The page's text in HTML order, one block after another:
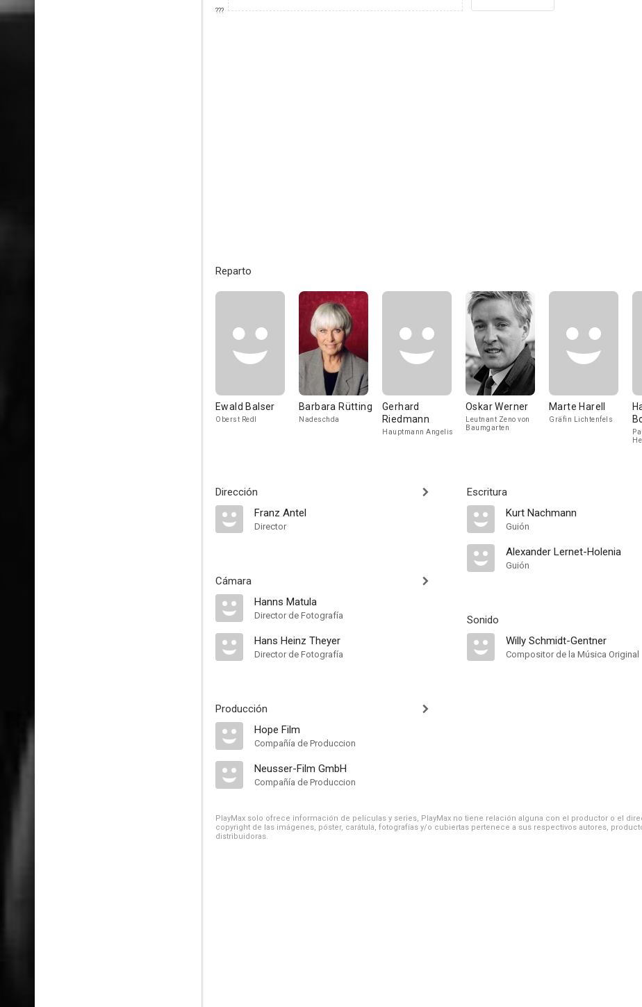
???
Reparto
Ewald Balser
Oberst Redl
Barbara Rütting
Nadeschda
Gerhard
Riedmann
Hauptmann Angelis
Oskar Werner
Leutnant Zeno von
Baumgarten
Marte Harell
Gräfin Lichtenfels
Dirección
Franz Antel
Director
Cámara
Hanns Matula
Director de Fotografía
Hans Heinz Theyer
Director de Fotografía
Producción
Hope Film
Compañía de Produccion
Neusser-Film GmbH
Compañía de Produccion
Escritura
Kurt Nachmann
Guión
Alexander Lernet-Holenia
Guión
Sonido
Willy Schmidt-Gentner
Compositor de la Música Original
PlayMax solo ofrece información de películas y series, PlayMax no tiene relación alguna con el productor o el
copyright de las imágenes, póster, carátula, fotografías y/o cubiertas pertenece a sus respectivos autores,
distribuidoras.